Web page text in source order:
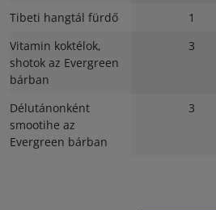
Tibeti hangtál fürdő
1
Vitamin koktélok,
shotok az Evergreen
bárban
3
Délutánonként
smootihe az
Evergreen bárban
3